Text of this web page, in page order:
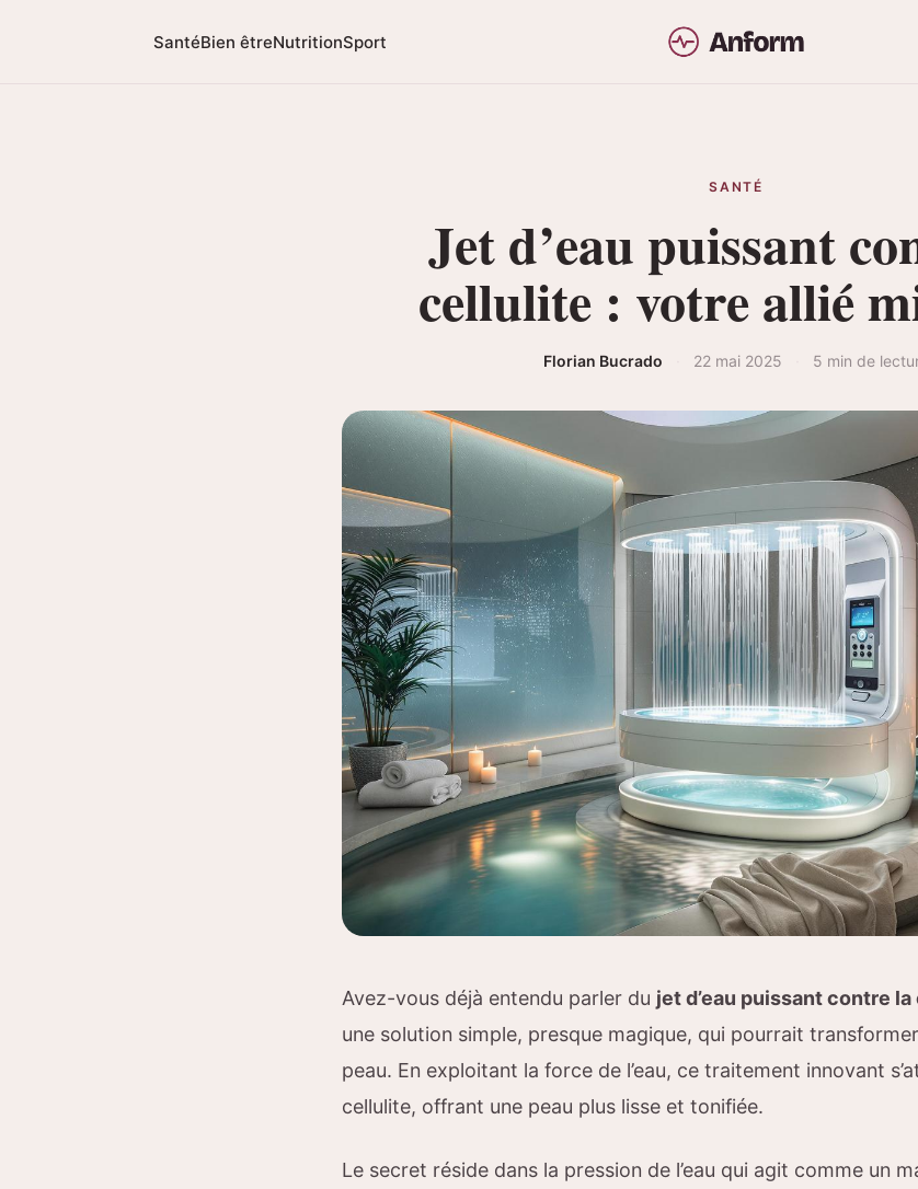
SantéBien êtreNutritionSport
SANTÉ
Jet d’eau puissant
cellulite : votre allié
Florian Bucrado 22 mai 2025 5 min de
Avez-vous déjà entendu parler du jet d’eau puissant contre
une solution simple, presque magique, qui pourrait
peau. En exploitant la force de l’eau, ce traitement innovant
cellulite, offrant une peau plus lisse et tonifiée.
Le secret réside dans la pression de l’eau qui agit comme un